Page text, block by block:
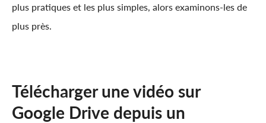
plus pratiques et les plus simples, alors examinons-les de
plus près.
Télécharger une vidéo sur
Google Drive depuis un